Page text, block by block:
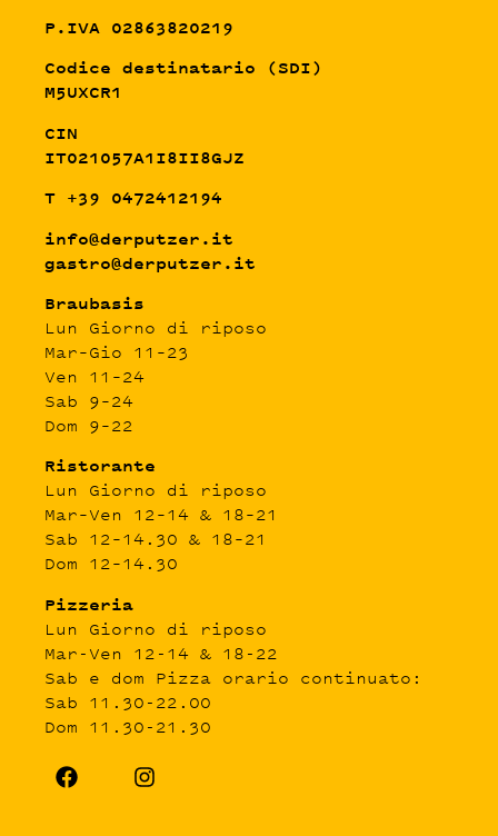
P.IVA 02863820219
Codice destinatario (SDI)
M5UXCR1
CIN
IT021057A1I8II8GJZ
T +39 0472412194
info@derputzer.it
gastro@derputzer.it
Braubasis
Lun Giorno di riposo
Mar–Gio 11–23
Ven 11–24
Sab 9–24
Dom 9–22
Ristorante
Lun Giorno di riposo
Mar–Ven 12–14 & 18–21
Sab 12–14.30 & 18–21
Dom 12–14.30
Pizzeria
Lun Giorno di riposo
Mar-Ven 12-14 & 18-22
Sab e dom Pizza orario continuato:
Sab 11.30-22.00
Dom 11.30-21.30